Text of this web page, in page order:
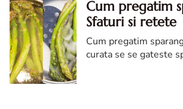
Cum pregatim
Sfaturi si retete
Cum pregatim
curata se se gateste